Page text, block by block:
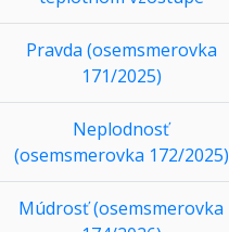
Pravda (osemsmerovka
171/2025)
Neplodnosť
(osemsmerovka 172/2025)
Múdrosť (osemsmerovka